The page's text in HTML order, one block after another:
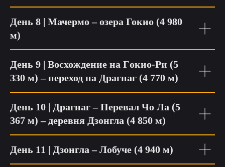
День 8 | Мачермо– озера Гокио (4 980
м)
День 9 | Восхождение на Гокио-Ри (5
330 м) – переход на Драгнаг (4 770 м)
День 10 | Драгнаг–Перевал Чо Ла (5
367 м) – деревня Дзонгла (4 850 м)
День 11 | Дзонгла – Лобуче (4 940 м)